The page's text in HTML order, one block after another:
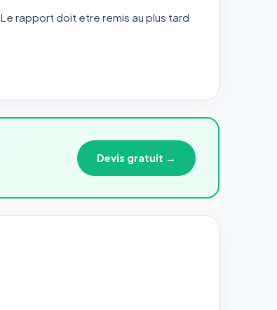
. Le rapport doit etre remis au plus tard
Devis gratuit →